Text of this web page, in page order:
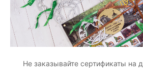
Не заказывайте сертификаты на